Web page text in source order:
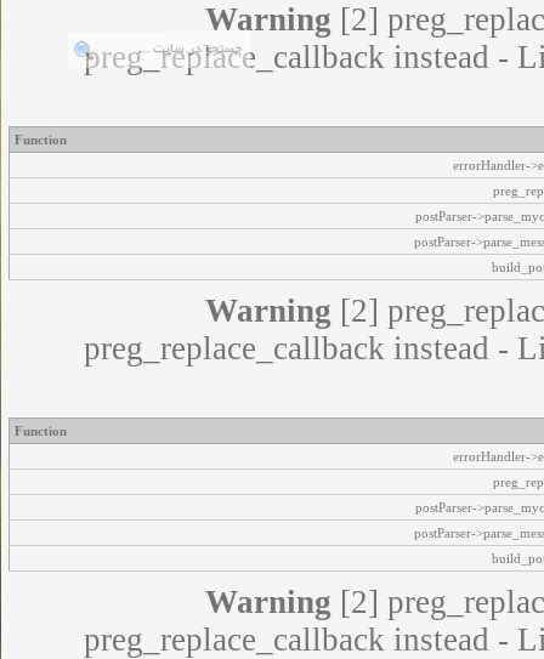
Warning [2]
preg_replace_callback instead -
Function
errorHandler-
postParser-
postParser-
Warning [2]
preg_replace_callback instead -
Function
errorHandler-
postParser-
postParser-
Warning [2]
preg_replace_callback instead -